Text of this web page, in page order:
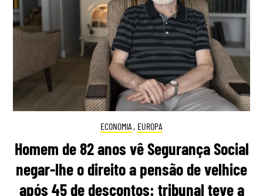
ECONOMIA , EUROPA
Homem de 82 anos vê Segurança Social
negar-lhe o direito a pensão de velhice
após 45 de descontos: tribunal teve a